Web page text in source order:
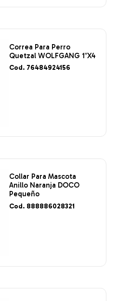
Correa Para Perro
Quetzal WOLFGANG 1″X4
Cod. 76484924156
Collar Para Mascota
Anillo Naranja DOCO
Pequeño
Cod. 888886028321